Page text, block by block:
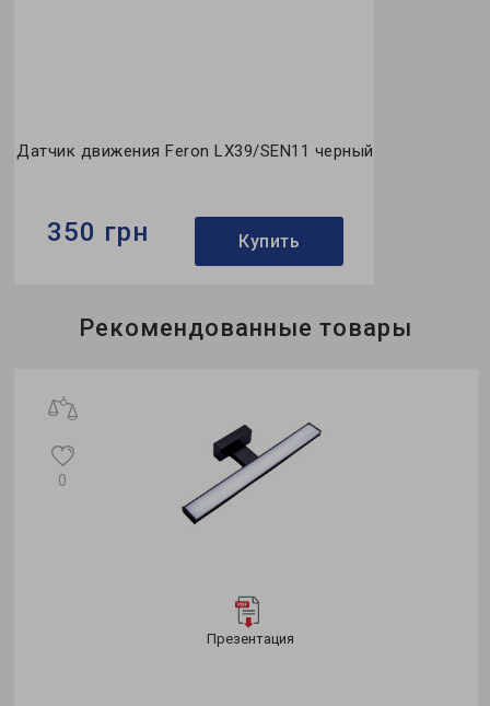
Датчик движения Feron LX39/SEN11 черный
350 грн Купить
Бренд:Feron
<3Lux
Рекомендованные товары
Презентация
0